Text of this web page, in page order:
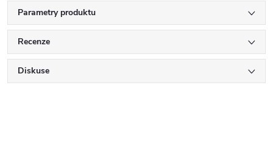
Parametry produktu
Recenze
Diskuse